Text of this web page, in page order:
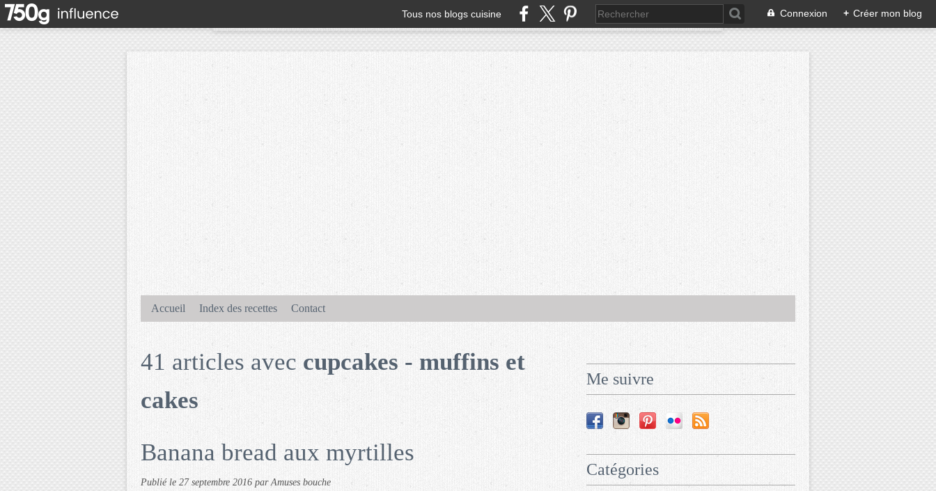
Tous nos blogs cuisine Connexion + Créer mon blog
Accueil Index des recettes Contact
41 articles avec cupcakes - muffins et
cakes
Banana bread aux myrtilles
Publié le 27 septembre 2016 par Amuses bouche
Me suivre
Catégories